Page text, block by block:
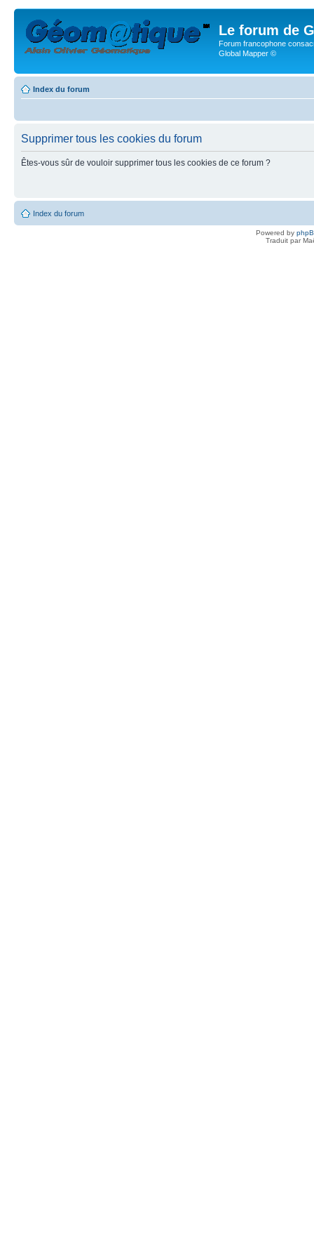
Le forum de
Forum francophone
Global Mapper ©
Index du forum
Supprimer tous les cookies du forum
Êtes-vous sûr de vouloir supprimer tous les cookies de ce forum ?
Index du forum
Powered by
Traduit par